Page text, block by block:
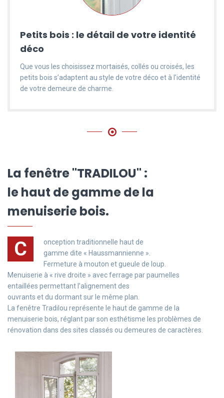
Petits bois : le détail de votre identité
déco
Que vous les choisissez mortaisés, collés ou croisés, les
petits bois s’adaptent au style de votre déco et à l’identité
de votre demeure de charme.
La fenêtre "TRADILOU" :
le haut de gamme de la
menuiserie bois.
C
onception traditionnelle haut de
gamme dite « Haussmannienne ».
Fermeture à mouton et gueule de loup.
Menuiserie à « rive droite » avec ferrage par paumelles
entaillées permettant l’alignement des
ouvrants et du dormant sur le même plan.
La fenêtre Tradilou représente le haut de gamme de la
menuiserie bois, réglant par son esthétisme les problèmes de
rénovation dans des sites classés ou demeures de caractères.